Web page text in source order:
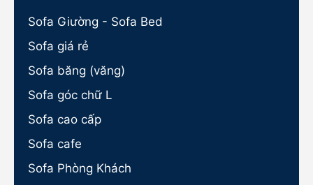
Sofa Giường - Sofa Bed
Sofa giá rẻ
Sofa băng (văng)
Sofa góc chữ L
Sofa cao cấp
Sofa cafe
Sofa Phòng Khách